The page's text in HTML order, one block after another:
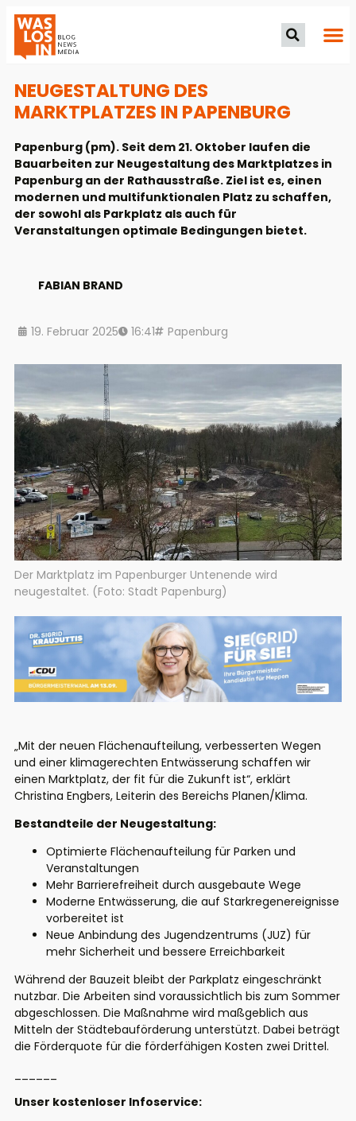
NEUGESTALTUNG DES
MARKTPLATZES IN PAPENBURG
Papenburg (pm). Seit dem 21. Oktober laufen die
Bauarbeiten zur Neugestaltung des Marktplatzes in
Papenburg an der Rathausstraße. Ziel ist es, einen
modernen und multifunktionalen Platz zu schaffen,
der sowohl als Parkplatz als auch für
Veranstaltungen optimale Bedingungen bietet.
FABIAN BRAND
19. Februar 2025 16:41 Papenburg
Der Marktplatz im Papenburger Untenende wird
neugestaltet. (Foto: Stadt Papenburg)
„Mit der neuen Flächenaufteilung, verbesserten Wegen
und einer klimagerechten Entwässerung schaffen wir
einen Marktplatz, der fit für die Zukunft ist“, erklärt
Christina Engbers, Leiterin des Bereichs Planen/Klima.
Bestandteile der Neugestaltung:
Optimierte Flächenaufteilung für Parken und
Veranstaltungen
Mehr Barrierefreiheit durch ausgebaute Wege
Moderne Entwässerung, die auf Starkregenereignisse
vorbereitet ist
Neue Anbindung des Jugendzentrums (JUZ) für
mehr Sicherheit und bessere Erreichbarkeit
Während der Bauzeit bleibt der Parkplatz eingeschränkt
nutzbar. Die Arbeiten sind voraussichtlich bis zum Sommer
abgeschlossen. Die Maßnahme wird maßgeblich aus
Mitteln der Städtebauförderung unterstützt. Dabei beträgt
die Förderquote für die förderfähigen Kosten zwei Drittel.
Unser kostenloser Infoservice: